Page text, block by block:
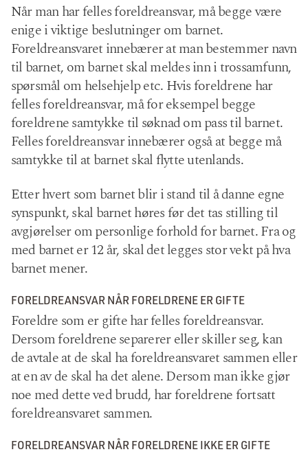
Når man har felles foreldreansvar, må begge være
enige i viktige beslutninger om barnet.
Foreldreansvaret innebærer at man bestemmer navn
til barnet, om barnet skal meldes inn i trossamfunn,
spørsmål om helsehjelp etc. Hvis foreldrene har
felles foreldreansvar, må for eksempel begge
foreldrene samtykke til søknad om pass til barnet.
Felles foreldreansvar innebærer også at begge må
samtykke til at barnet skal flytte utenlands.
Etter hvert som barnet blir i stand til å danne egne
synspunkt, skal barnet høres før det tas stilling til
avgjørelser om personlige forhold for barnet. Fra og
med barnet er 12 år, skal det legges stor vekt på hva
barnet mener.
FORELDREANSVAR NÅR FORELDRENE ER GIFTE
Foreldre som er gifte har felles foreldreansvar.
Dersom foreldrene separerer eller skiller seg, kan
de avtale at de skal ha foreldreansvaret sammen eller
at en av de skal ha det alene. Dersom man ikke gjør
noe med dette ved brudd, har foreldrene fortsatt
foreldreansvaret sammen.
FORELDREANSVAR NÅR FORELDRENE IKKE ER GIFTE